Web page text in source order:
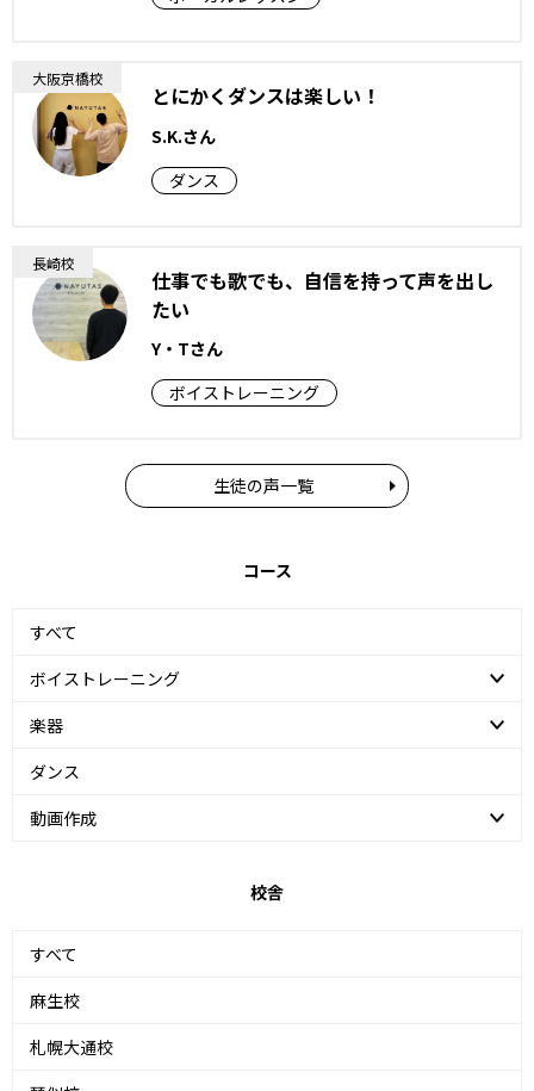
大阪京橋校
とにかくダンスは楽しい！
S.K.さん
ダンス
長崎校
仕事でも歌でも、自信を持って声を出し
たい
Y・Tさん
ボイストレーニング
生徒の声一覧
コース
すべて
ボイストレーニング
楽器
ダンス
動画作成
校舎
すべて
麻生校
札幌大通校